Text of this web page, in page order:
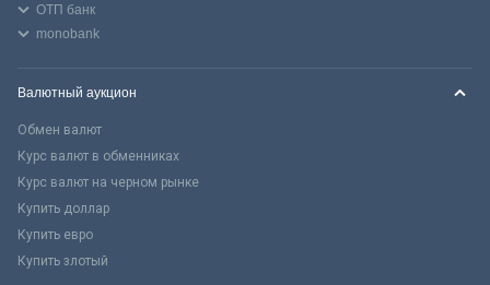
ОТП банк
monobank
Валютный аукцион
Обмен валют
Курс валют в обменниках
Курс валют на черном рынке
Купить доллар
Купить евро
Купить злотый